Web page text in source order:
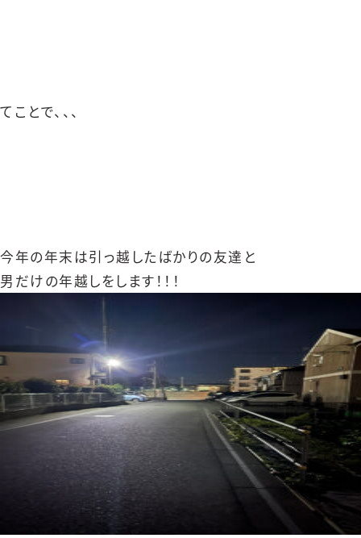
てことで、、、
今年の年末は引っ越したばかりの友達と
男だけの年越しをします！！！